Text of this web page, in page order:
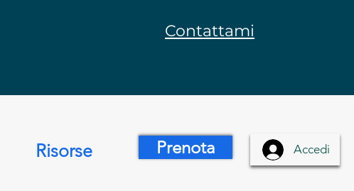
Contattami
Risorse Prenota Accedi